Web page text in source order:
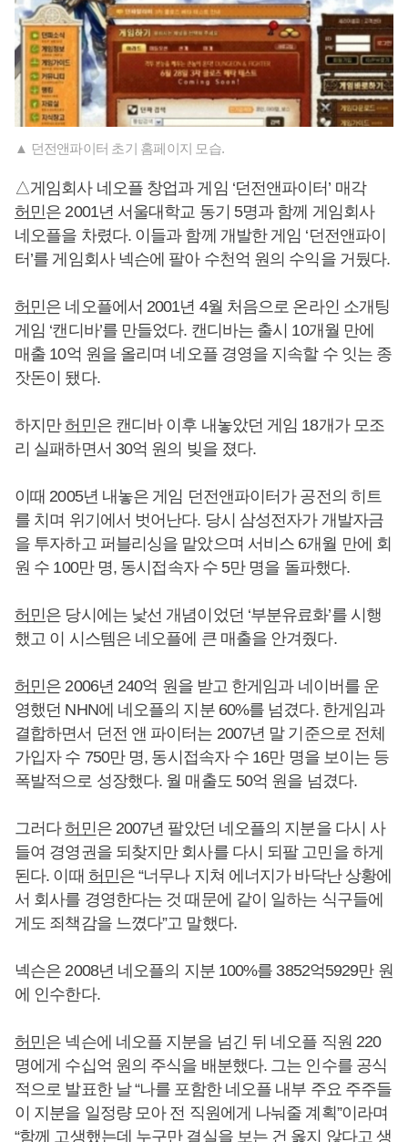
▲ 던전앤파이터 초기 홈페이지 모습.
△게임회사 네오플 창업과 게임 ‘던전앤파이터’ 매각
허민은 2001년 서울대학교 동기 5명과 함께 게임회사
네오플을 차렸다. 이들과 함께 개발한 게임 ‘던전앤파이
터’를 게임회사 넥슨에 팔아 수천억 원의 수익을 거뒀다.
허민은 네오플에서 2001년 4월 처음으로 온라인 소개팅
게임 ‘캔디바’를 만들었다. 캔디바는 출시 10개월 만에
매출 10억 원을 올리며 네오플 경영을 지속할 수 잇는 종
잣돈이 됐다.
하지만허민은 캔디바 이후 내놓았던 게임 18개가 모조
리 실패하면서 30억 원의 빚을 졌다.
이때 2005년 내놓은 게임 던전앤파이터가 공전의 히트
를 치며 위기에서 벗어난다. 당시 삼성전자가 개발자금
을 투자하고 퍼블리싱을 맡았으며 서비스 6개월 만에 회
원 수 100만 명, 동시접속자 수 5만 명을 돌파했다.
허민은 당시에는 낯선 개념이었던 ‘부분유료화’를 시행
했고 이 시스템은 네오플에 큰 매출을 안겨줬다.
허민은 2006년 240억 원을 받고 한게임과 네이버를 운
영했던 NHN에 네오플의 지분 60%를 넘겼다. 한게임과
결합하면서 던전 앤 파이터는 2007년 말 기준으로 전체
가입자 수 750만 명, 동시접속자 수 16만 명을 보이는 등
폭발적으로 성장했다. 월 매출도 50억 원을 넘겼다.
그러다허민은 2007년 팔았던 네오플의 지분을 다시 사
들여 경영권을 되찾지만 회사를 다시 되팔 고민을 하게
된다. 이때 허민은 “너무나 지쳐 에너지가 바닥난 상황에
서 회사를 경영한다는 것 때문에 같이 일하는 식구들에
게도 죄책감을 느꼈다”고 말했다.
넥슨은 2008년 네오플의 지분 100%를 3852억5929만 원
에 인수한다.
허민은 넥슨에 네오플 지분을 넘긴 뒤 네오플 직원 220
명에게 수십억 원의 주식을 배분했다. 그는 인수를 공식
적으로 발표한 날 “나를 포함한 네오플 내부 주요 주주들
이 지분을 일정량 모아 전 직원에게 나눠줄 계획”이라며
“함께 고생했는데 누구만 결실을 보는 건 옳지 않다고 생